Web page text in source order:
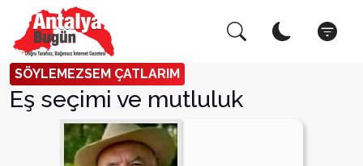
SÖYLEMEZSEM ÇATLARIM
Eş seçimi ve mutluluk
Arama Yap! Kapat